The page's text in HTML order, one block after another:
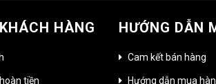
HÀNG
tiền
HƯỚNG DẪN
Cam kết bán hàng
Hướng dẫn mua